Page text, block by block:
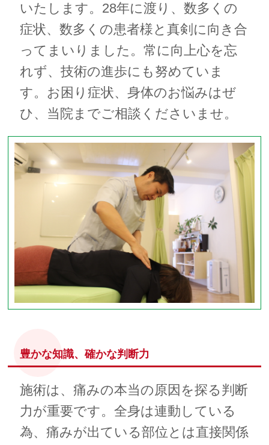
いたします。28年に渡り、数多くの
症状、数多くの患者様と真剣に向き合
ってまいりました。常に向上心を忘
れず、技術の進歩にも努めていま
す。お困り症状、身体のお悩みはぜ
ひ、当院までご相談くださいませ。
豊かな知識、確かな判断力
施術は、痛みの本当の原因を探る判断
力が重要です。全身は連動している
為、痛みが出ている部位とは直接関係